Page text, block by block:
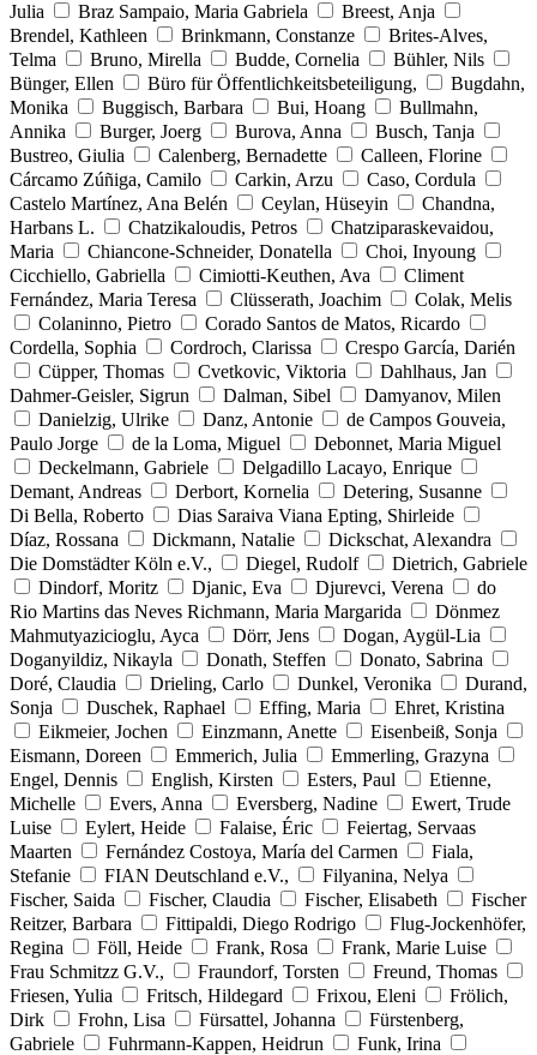
Julia
Braz Sampaio, Maria Gabriela
Breest, Anja
Brendel, Kathleen
Brinkmann, Constanze
Brites-Alves,
Telma
Bruno, Mirella Budde, Cornelia
Bühler, Nils
Bünger, Ellen
Büro für Öffentlichkeitsbeteiligung,
Bugdahn,
Monika
Buggisch, Barbara Bui, Hoang
Bullmahn,
Annika
Burger, Joerg Burova, Anna
Busch, Tanja
Bustreo, Giulia
Calenberg, Bernadette
Calleen, Florine
Cárcamo Zúñiga, Camilo
Carkin, Arzu
Caso, Cordula
Castelo Martínez, Ana Belén
Ceylan, Hüseyin
Chandna,
Harbans L.
Chatzikaloudis, Petros
Chatziparaskevaidou,
Maria
Chiancone-Schneider, Donatella
Choi, Inyoung
Cicchiello, Gabriella
Cimiotti-Keuthen, Ava
Climent
Fernández, Maria Teresa
Clüsserath, Joachim
Colak, Melis
Colaninno, Pietro
Corado Santos de Matos, Ricardo
Cordella, Sophia
Cordroch, Clarissa
Crespo García, Darién
Cüpper, Thomas
Cvetkovic, Viktoria
Dahlhaus, Jan
Dahmer-Geisler, Sigrun
Dalman, Sibel
Damyanov, Milen
Danielzig, Ulrike
Danz, Antonie
de Campos Gouveia,
Paulo Jorge
de la Loma, Miguel
Debonnet, Maria Miguel
Deckelmann, Gabriele
Delgadillo Lacayo, Enrique
Demant, Andreas
Derbort, Kornelia
Detering, Susanne
Di Bella, Roberto
Dias Saraiva Viana Epting, Shirleide
Díaz, Rossana
Dickmann, Natalie
Dickschat, Alexandra
Die Domstädter Köln e.V.,
Diegel, Rudolf
Dietrich, Gabriele
Dindorf, Moritz
Djanic, Eva Djurevci, Verena
do
Rio Martins das Neves Richmann, Maria Margarida
Dönmez
Mahmutyazicioglu, Ayca
Dörr, Jens
Dogan, Aygül-Lia
Doganyildiz, Nikayla
Donath, Steffen
Donato, Sabrina
Doré, Claudia
Drieling, Carlo Dunkel, Veronika
Durand,
Sonja
Duschek, Raphael Effing, Maria
Ehret, Kristina
Eikmeier, Jochen
Einzmann, Anette
Eisenbeiß, Sonja
Eismann, Doreen
Emmerich, Julia
Emmerling, Grazyna
Engel, Dennis
English, Kirsten Esters, Paul
Etienne,
Michelle
Evers, Anna Eversberg, Nadine
Ewert, Trude
Luise
Eylert, Heide Falaise, Éric
Feiertag, Servaas
Maarten
Fernández Costoya, María del Carmen
Fiala,
Stefanie
FIAN Deutschland e.V.,
Filyanina, Nelya
Fischer, Saida
Fischer, Claudia Fischer, Elisabeth
Fischer
Reitzer, Barbara
Fittipaldi, Diego Rodrigo
Flug-Jockenhöfer,
Regina
Föll, Heide Frank, Rosa
Frank, Marie Luise
Frau Schmitzz G.V.,
Fraundorf, Torsten
Freund, Thomas
Friesen, Yulia
Fritsch, Hildegard Frixou, Eleni
Frölich,
Dirk
Frohn, Lisa Fürsattel, Johanna
Fürstenberg,
Gabriele
Fuhrmann-Kappen, Heidrun
Funk, Irina